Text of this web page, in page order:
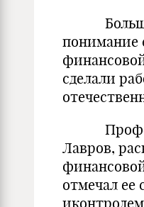
понимание
сделали
Лавров,
отмечал ее